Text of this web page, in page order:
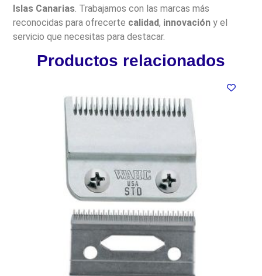
Islas Canarias. Trabajamos con las marcas más
reconocidas para ofrecerte calidad, innovación y el
servicio que necesitas para destacar.
Productos relacionados